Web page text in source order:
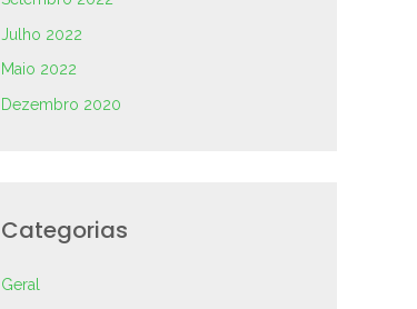
Julho 2022
Maio 2022
Dezembro 2020
Categorias
Geral